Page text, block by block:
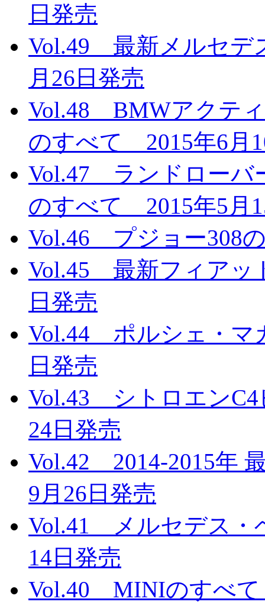
日発売
Vol.49 最新メルセデ
月26日発売
Vol.48 BMWアクテ
のすべて 2015年6月
Vol.47 ランドローバ
のすべて 2015年5月
Vol.46 プジョー308
Vol.45 最新フィアッ
日発売
Vol.44 ポルシェ・マ
日発売
Vol.43 シトロエン
24日発売
Vol.42 2014-2015年
9月26日発売
Vol.41 メルセデス・
14日発売
Vol.40 MINIのすべ